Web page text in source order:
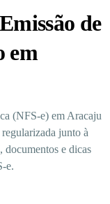
de
em
(NFS-e) em Aracaju
junto à
documentos e dicas
e.